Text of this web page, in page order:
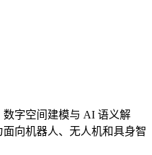
字空间建模与 AI 语义解
向机器人、无人机和具身智